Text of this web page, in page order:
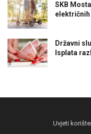
SKB
Državni
Isplata
Uvjeti